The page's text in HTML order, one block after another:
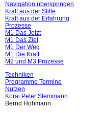
Navigation überspringen
Kraft aus der Stille
Kraft aus der Erfahrung
Prozesse
M1 Das Jetzt
M1 Das Ziel
M1 Der Weg
M1 Die Kraft
M2 und M3 Prozesse
Techniken
Programme Termine
Nutzen
Korai Peter Stemmann
Bernd Hohmann